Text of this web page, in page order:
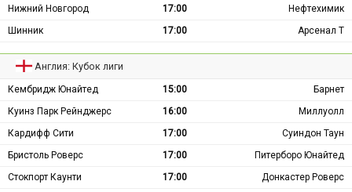
Нижний Новгород
17:00
Нефтехимик
Шинник
17:00 Арсенал Т
Англия: Кубок лиги
Кембридж Юнайтед 15:00
Барнет
Куинз Парк Рейнджерс
16:00
Миллуолл
Кардифф Сити
17:00
Суиндон Таун
Бристоль Роверс
17:00
Питерборо Юнайтед
Стокпорт Каунти
17:00
Донкастер Роверс